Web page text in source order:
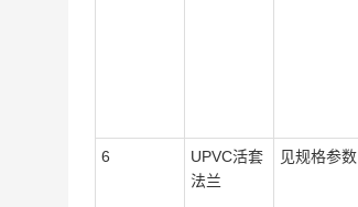
6
UPVC活套
法兰
见规格参数